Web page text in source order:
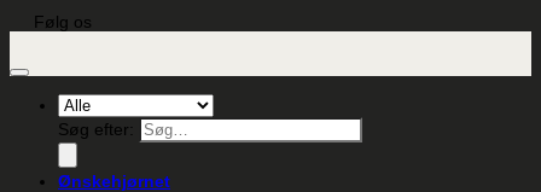
Følg os
Søg efter:
Ønskehjørnet